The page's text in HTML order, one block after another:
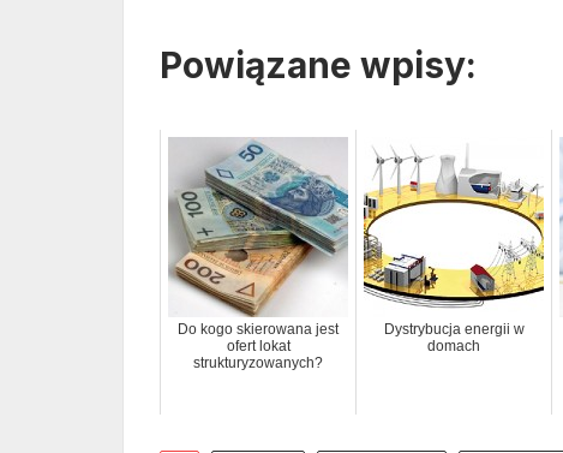
Powiązane wpisy:
Do kogo skierowana jest
ofert lokat
strukturyzowanych?
Dystrybucja energii w
domach